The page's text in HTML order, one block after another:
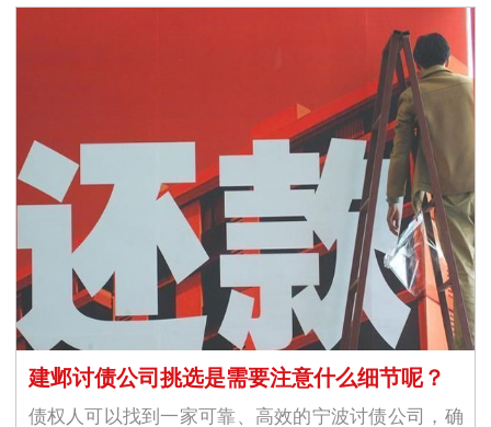
建邺讨债公司挑选是需要注意什么细节呢？
债权人可以找到一家可靠、高效的宁波讨债公司，确